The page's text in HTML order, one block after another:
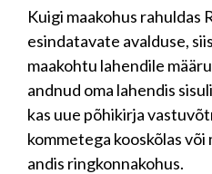
Kuigi maakohus rahuldas
esindatavate avalduse,
maakohtu lahendile
andnud oma lahendis
kas uue põhikirja
kommetega kooskõlas
andis ringkonnakohus.